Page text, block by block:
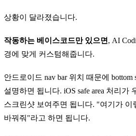
상황이 달라졌습니다.
작동하는 베이스코드만 있으면 , AI
경에 맞게 커스텀해줍니다.
안드로이드 nav bar 위치 때문에 bottom
설명하면 됩니다. iOS safe area 처리가
스크린샷 보여주면 됩니다. "여기가 이
바꿔줘"라고 하면 됩니다.